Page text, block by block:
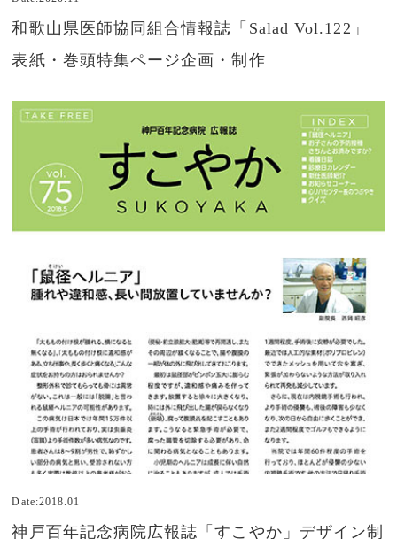
和歌山県医師協同組合情報誌「Salad Vol.122」
表紙・巻頭特集ページ企画・制作
Date:2018.01
神戸百年記念病院広報誌「すこやか」デザイン制